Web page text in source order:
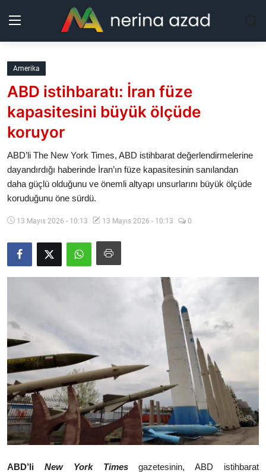
Kurdistan
Bölgeler
Yaşam
Güncel
Analiz
Makaleler
Galeri
Arşiv
İletişim
Türkçe Kurdi
Amerika
ABD istihbaratı: İran füze
kapasitesini büyük ölçüde
koruyor
ABD’li The New York Times, ABD istihbarat değerlendirmelerine
dayandırdığı haberinde İran’ın füze kapasitesinin sanılandan
daha güçlü olduğunu ve önemli altyapı unsurlarını büyük ölçüde
koruduğunu öne sürdü.
13 Mayıs 2026 - 10:13 13 Mayıs 2026 - 10:13 0
ABD’li New York Times
gazetesinin, ABD istihbarat